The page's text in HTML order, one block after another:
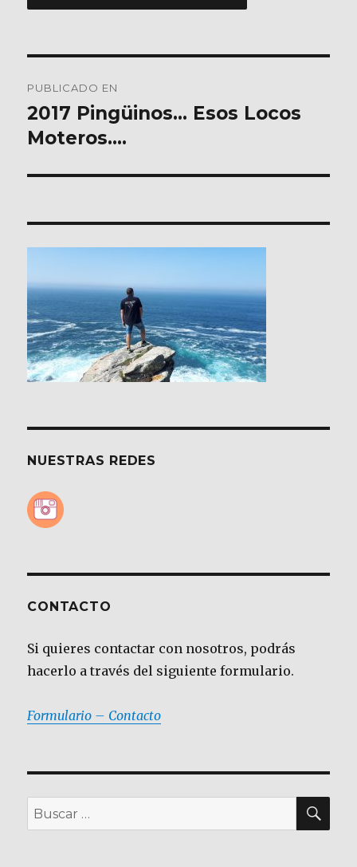
de
entradas
PUBLICADO EN
2017 Pingüinos… Esos Locos
Moteros….
NUESTRAS REDES
CONTACTO
Si quieres contactar con nosotros, podrás
hacerlo a través del siguiente formulario.
Formulario – Contacto
Buscar
por: